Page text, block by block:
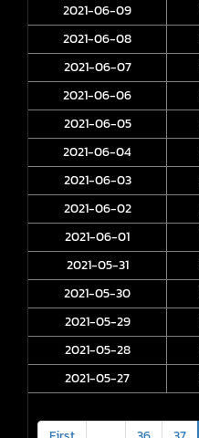
2021-06-09
2021-06-08
2021-06-07
2021-06-06
2021-06-05
2021-06-04
2021-06-03
2021-06-02
2021-06-01
2021-05-31
2021-05-30
2021-05-29
2021-05-28
2021-05-27